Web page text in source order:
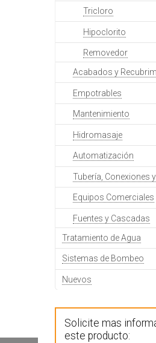
Tricloro
Hipoclorito
Removedor
Acabados y
Empotrables
Mantenimiento
Hidromasaje
Automatización
Tubería, Conexiones
Equipos Comerciales
Fuentes y Cascadas
Tratamiento de Agua
Sistemas de Bombeo
Nuevos
Solicite mas
este producto: